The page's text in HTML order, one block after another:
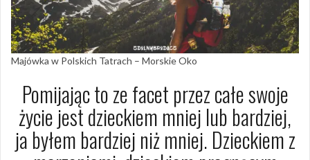
Majówka w Polskich Tatrach – Morskie Oko
Pomijając to ze facet przez całe swoje
życie jest dzieckiem mniej lub bardziej,
ja byłem bardziej niż mniej. Dzieckiem z